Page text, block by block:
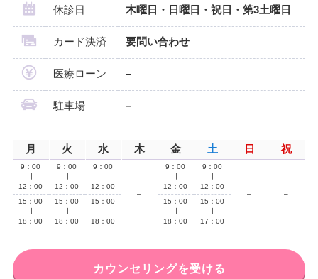
休診日 木曜日・日曜日・祝日・第3土曜日
カード決済 要問い合わせ
医療ローン –
駐車場 –
月 火 水 木 金 土 日 祝
9：00
12：00
9：00
12：00
9：00
12：00
–
9：00
12：00
9：00
12：00
–
–
15：00
18：00
15：00
18：00
15：00
18：00
15：00
18：00
15：00
17：00
カウンセリングを受ける